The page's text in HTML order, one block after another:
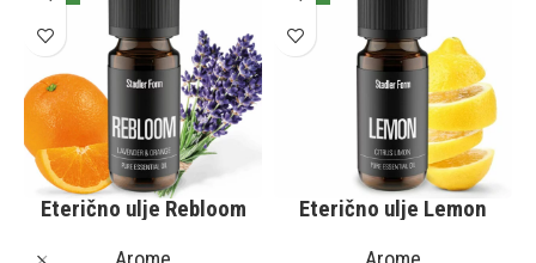
Eterično ulje Rebloom Eterično ulje Lemon